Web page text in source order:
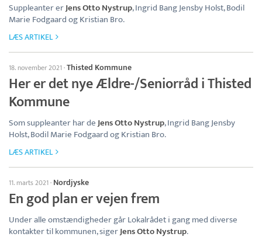
Suppleanter erJens Otto Nystrup, Ingrid Bang Jensby Holst, Bodil
Marie Fodgaard og Kristian Bro.
LÆS ARTIKEL
18. november 2021·Thisted Kommune
Her er det nye Ældre-/Seniorråd i Thisted
Kommune
Som suppleanter har deJens Otto Nystrup, Ingrid Bang Jensby
Holst, Bodil Marie Fodgaard og Kristian Bro.
LÆS ARTIKEL
11. marts 2021· Nordjyske
En god plan er vejen frem
Under alle omstændigheder går Lokalrådet i gang med diverse
kontakter til kommunen, sigerJens Otto Nystrup.